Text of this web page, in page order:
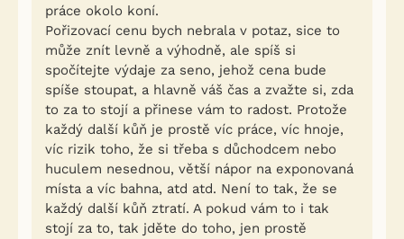
práce okolo koní.
Pořizovací cenu bych nebrala v potaz, sice to
může znít levně a výhodně, ale spíš si
spočítejte výdaje za seno, jehož cena bude
spíše stoupat, a hlavně váš čas a zvažte si, zda
to za to stojí a přinese vám to radost. Protože
každý další kůň je prostě víc práce, víc hnoje,
víc rizik toho, že si třeba s důchodcem nebo
huculem nesednou, větší nápor na exponovaná
místa a víc bahna, atd atd. Není to tak, že se
každý další kůň ztratí. A pokud vám to i tak
stojí za to, tak jděte do toho, jen prostě